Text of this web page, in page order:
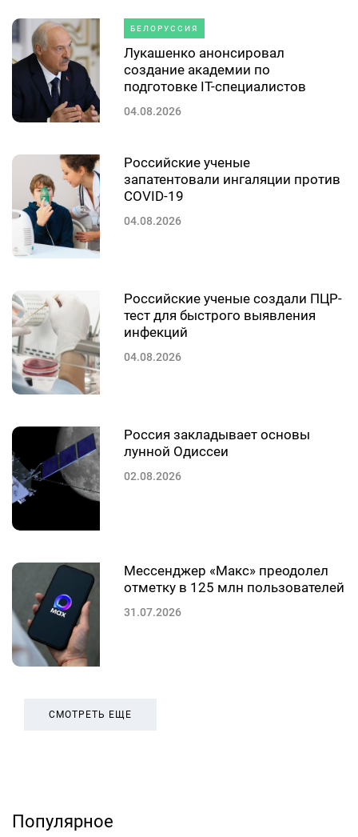
БЕЛОРУССИЯ
Лукашенко анонсировал
создание академии по
подготовке IT-специалистов
04.08.2026
Российские ученые
запатентовали ингаляции против
COVID-19
04.08.2026
Российские ученые создали ПЦР-
тест для быстрого выявления
инфекций
04.08.2026
Россия закладывает основы
лунной Одиссеи
02.08.2026
Мессенджер «Макс» преодолел
отметку в 125 млн пользователей
31.07.2026
СМОТРЕТЬ ЕЩЕ
Популярное